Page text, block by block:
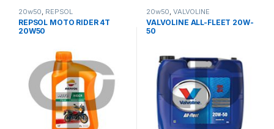
20w50 REPSOL
REPSOL MOTO RIDER 4T
20W50
20w50 ,VALVOLINE
VALVOLINE ALL-FLEET 20W-
50